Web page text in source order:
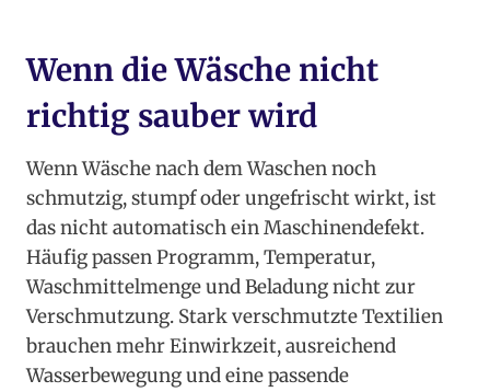
Wenn die Wäsche nicht
richtig sauber wird
Wenn Wäsche nach dem Waschen noch
schmutzig, stumpf oder ungefrischt wirkt, ist
das nicht automatisch ein Maschinendefekt.
Häufig passen Programm, Temperatur,
Waschmittelmenge und Beladung nicht zur
Verschmutzung. Stark verschmutzte Textilien
brauchen mehr Einwirkzeit, ausreichend
Wasserbewegung und eine passende